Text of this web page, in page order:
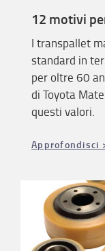
12 motivi
I transpallet
standard in
per oltre 60
di Toyota
questi valori.
Approfondisci